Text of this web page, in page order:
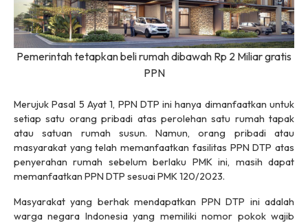
Pemerintah tetapkan beli rumah dibawah Rp 2 Miliar gratis
PPN
Merujuk Pasal 5 Ayat 1, PPN DTP ini hanya dimanfaatkan untuk
setiap satu orang pribadi atas perolehan satu rumah tapak
atau satuan rumah susun. Namun, orang pribadi atau
masyarakat yang telah memanfaatkan fasilitas PPN DTP atas
penyerahan rumah sebelum berlaku PMK ini, masih dapat
memanfaatkan PPN DTP sesuai PMK 120/2023.
Masyarakat yang berhak mendapatkan PPN DTP ini adalah
warga negara Indonesia yang memiliki nomor pokok wajib